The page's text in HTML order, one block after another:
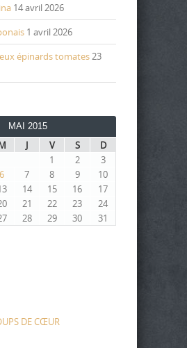
14 avril 2026
1 avril 2026
épinards tomates23
MAI 2015
J V S
D
1
2
3
6 7 8 9
10
14 15 16
17
21 22 23
24
28 29 30 31
DE CŒUR